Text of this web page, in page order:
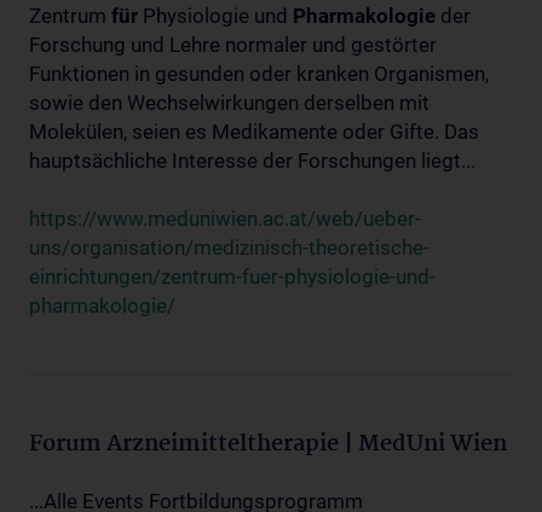
Zentrum für Physiologie und Pharmakologie der
Forschung und Lehre normaler und gestörter
Funktionen in gesunden oder kranken Organismen,
sowie den Wechselwirkungen derselben mit
Molekülen, seien es Medikamente oder Gifte. Das
hauptsächliche Interesse der Forschungen liegt...
https://www.meduniwien.ac.at/web/ueber-
uns/organisation/medizinisch-theoretische-
einrichtungen/zentrum-fuer-physiologie-und-
pharmakologie/
Forum Arzneimitteltherapie | MedUni Wien
...Alle Events Fortbildungsprogramm